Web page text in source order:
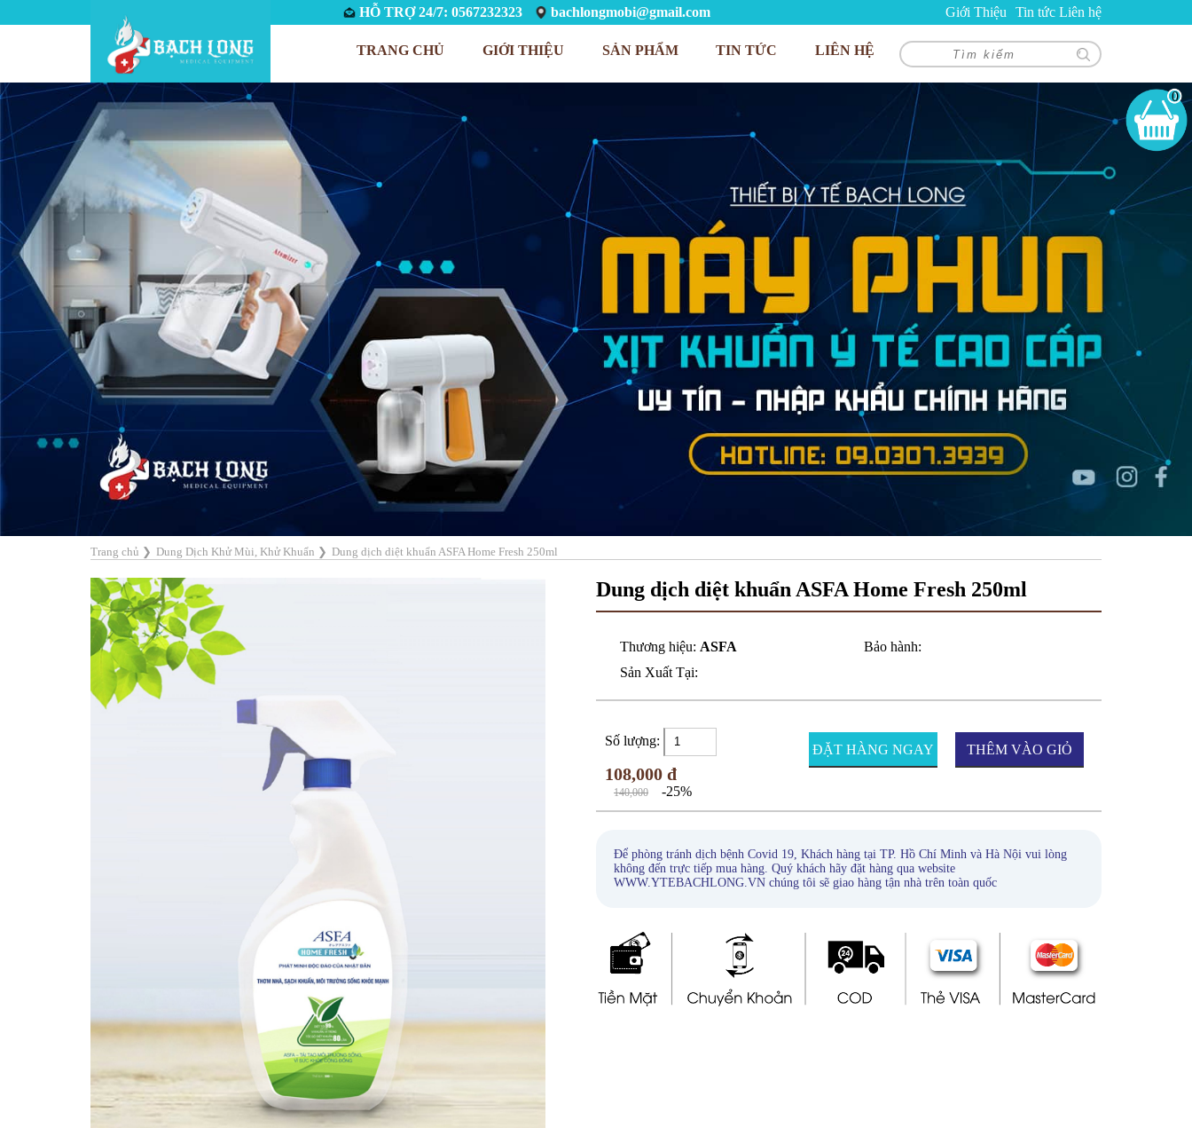
HỖ TRỢ 24/7: 0567232323 bachlongmobi@gmail.com Giới Thiệu Tin tức Liên hệ
TRANG CHỦ GIỚI THIỆU SẢN PHẨM TIN TỨC LIÊN HỆ
0
Trang chủ ❯ Dung Dịch Khử Mùi, Khử Khuẩn ❯ Dung dịch diệt khuẩn ASFA Home Fresh 250ml
Dung dịch diệt khuẩn ASFA Home Fresh 250ml
Thương hiệu: ASFA
Bảo hành:
Sản Xuất Tại:
Số lượng:
108,000 đ
140,000 -25%
ĐẶT HÀNG NGAY THÊM VÀO GIỎ
Để phòng tránh dịch bệnh Covid 19, Khách hàng tại TP. Hồ Chí Minh và Hà Nội vui lòng
không đến trực tiếp mua hàng. Quý khách hãy đặt hàng qua website
WWW.YTEBACHLONG.VN chúng tôi sẽ giao hàng tận nhà trên toàn quốc